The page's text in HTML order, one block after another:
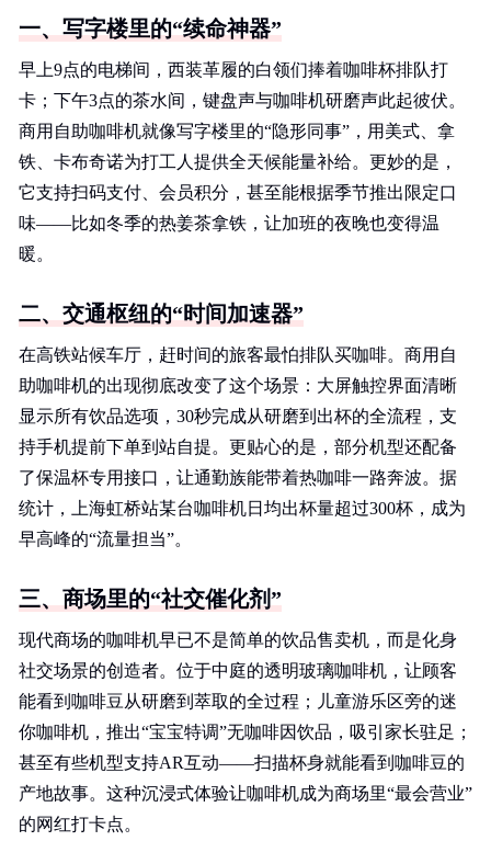
一、写字楼里的“续命神器”
早上9点的电梯间，西装革履的白领们捧着咖啡杯排队打
卡；下午3点的茶水间，键盘声与咖啡机研磨声此起彼伏。
商用自助咖啡机就像写字楼里的“隐形同事”，用美式、拿
铁、卡布奇诺为打工人提供全天候能量补给。更妙的是，
它支持扫码支付、会员积分，甚至能根据季节推出限定口
味——比如冬季的热姜茶拿铁，让加班的夜晚也变得温
暖。
二、交通枢纽的“时间加速器”
在高铁站候车厅，赶时间的旅客最怕排队买咖啡。商用自
助咖啡机的出现彻底改变了这个场景：大屏触控界面清晰
显示所有饮品选项，30秒完成从研磨到出杯的全流程，支
持手机提前下单到站自提。更贴心的是，部分机型还配备
了保温杯专用接口，让通勤族能带着热咖啡一路奔波。据
统计，上海虹桥站某台咖啡机日均出杯量超过300杯，成为
早高峰的“流量担当”。
三、商场里的“社交催化剂”
现代商场的咖啡机早已不是简单的饮品售卖机，而是化身
社交场景的创造者。位于中庭的透明玻璃咖啡机，让顾客
能看到咖啡豆从研磨到萃取的全过程；儿童游乐区旁的迷
你咖啡机，推出“宝宝特调”无咖啡因饮品，吸引家长驻足；
甚至有些机型支持AR互动——扫描杯身就能看到咖啡豆的
产地故事。这种沉浸式体验让咖啡机成为商场里“最会营业”
的网红打卡点。